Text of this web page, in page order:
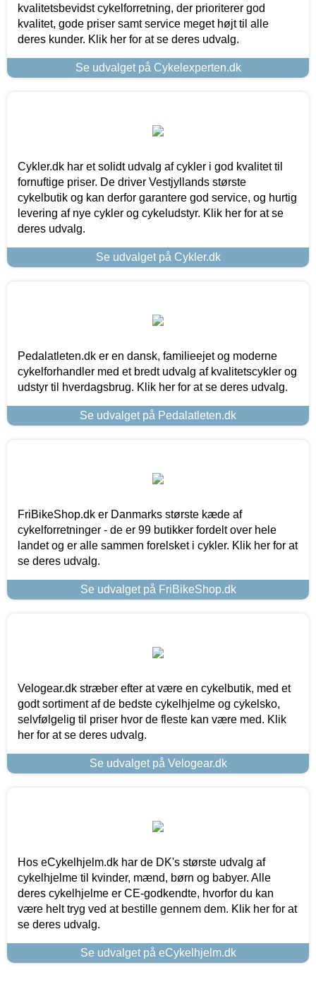
kvalitetsbevidst cykelforretning, der prioriterer god
kvalitet, gode priser samt service meget højt til alle
deres kunder. Klik her for at se deres udvalg.
Se udvalget på Cykelexperten.dk
Cykler.dk har et solidt udvalg af cykler i god kvalitet til
fornuftige priser. De driver Vestjyllands største
cykelbutik og kan derfor garantere god service, og hurtig
levering af nye cykler og cykeludstyr. Klik her for at se
deres udvalg.
Se udvalget på Cykler.dk
Pedalatleten.dk er en dansk, familieejet og moderne
cykelforhandler med et bredt udvalg af kvalitetscykler og
udstyr til hverdagsbrug. Klik her for at se deres udvalg.
Se udvalget på Pedalatleten.dk
FriBikeShop.dk er Danmarks største kæde af
cykelforretninger - de er 99 butikker fordelt over hele
landet og er alle sammen forelsket i cykler. Klik her for at
se deres udvalg.
Se udvalget på FriBikeShop.dk
Velogear.dk stræber efter at være en cykelbutik, med et
godt sortiment af de bedste cykelhjelme og cykelsko,
selvfølgelig til priser hvor de fleste kan være med. Klik
her for at se deres udvalg.
Se udvalget på Velogear.dk
Hos eCykelhjelm.dk har de DK's største udvalg af
cykelhjelme til kvinder, mænd, børn og babyer. Alle
deres cykelhjelme er CE-godkendte, hvorfor du kan
være helt tryg ved at bestille gennem dem. Klik her for at
se deres udvalg.
Se udvalget på eCykelhjelm.dk